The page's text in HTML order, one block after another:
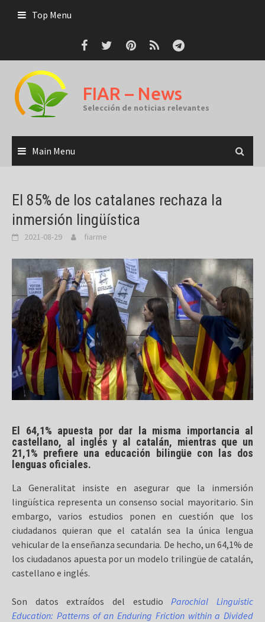
Top Menu
FIAR – News
Selección de noticias relevantes
Main Menu
El 85% de los catalanes rechaza la
inmersión lingüística
2021-08-29 fiarme
El 64,1% apuesta por dar la misma importancia al
castellano, al inglés y al catalán, mientras que un
21,1% prefiere una educación bilingüe con las dos
lenguas oficiales.
La Generalitat insiste en asegurar que la inmersión
lingüística representa un consenso social mayoritario. Sin
embargo, varios estudios ponen en cuestión que los
ciudadanos quieran que el catalán sea la única lengua
vehicular de la enseñanza secundaria. De hecho, un 64,1% de
los ciudadanos apuesta por un modelo trilingüe de catalán,
castellano e inglés.
Son datos extraídos del estudio Parochial Linguistic
Education: Patterns of an Enduring Friction within a Divided